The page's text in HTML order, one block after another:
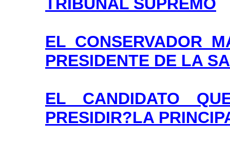
EL CONSERVADOR
PRESIDENTE DE LA
EL CANDIDATO
PRESIDIR?LA